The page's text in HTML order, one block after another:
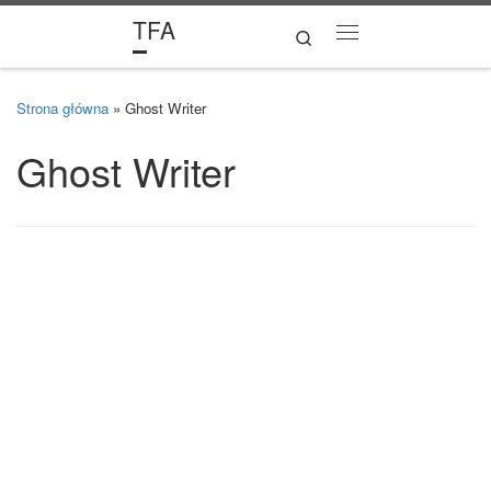
TFA Search
Strona główna » Ghost Writer
Ghost Writer